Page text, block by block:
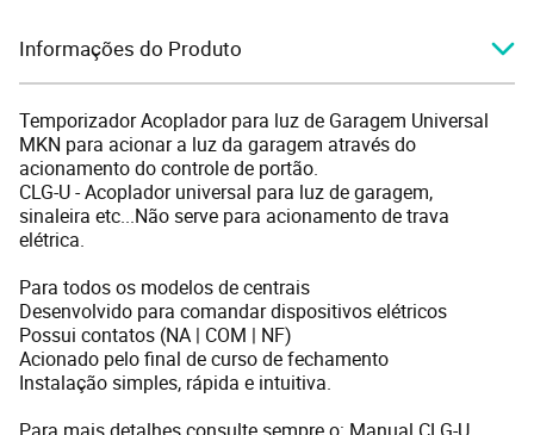
Informações do Produto
Temporizador Acoplador para luz de Garagem Universal
MKN para acionar a luz da garagem através do
acionamento do controle de portão.
CLG-U - Acoplador universal para luz de garagem,
sinaleira etc...Não serve para acionamento de trava
elétrica.
Para todos os modelos de centrais
Desenvolvido para comandar dispositivos elétricos
Possui contatos (NA | COM | NF)
Acionado pelo final de curso de fechamento
Instalação simples, rápida e intuitiva.